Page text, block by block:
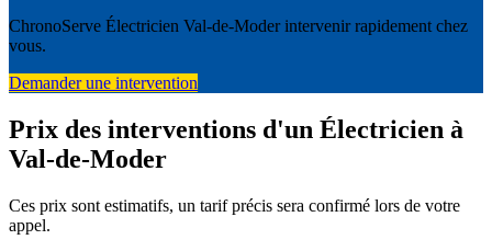
ChronoServe Électricien Val-de-Moder intervenir rapidement chez
vous.
Demander une intervention
Prix des interventions d'un Électricien à
Val-de-Moder
Ces prix sont estimatifs, un tarif précis sera confirmé lors de votre
appel.